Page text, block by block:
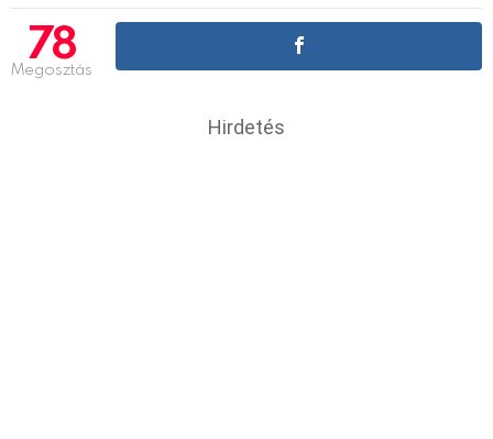
78
Megosztás
Hirdetés